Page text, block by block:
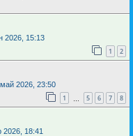
2026, 15:13
1 2
2026, 23:50
1 5 6 7 8
2026, 18:41